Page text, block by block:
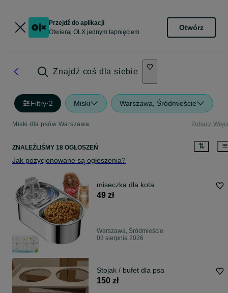
Przejdź do aplikacji
Otwieraj OLX jednym tapnięciem
Otwórz
Znajdź coś dla siebie
Filtry·2 Miski Warszawa, Śródmieście
Miski dla psów Warszawa Zobacz
ZNALEŹLIŚMY 18 OGŁOSZEŃ
Jak pozycjonowane są ogłoszenia?
miseczka dla kota
49 zł
Warszawa, Śródmieście
03 sierpnia 2026
Stojak / bufet dla psa
150 zł